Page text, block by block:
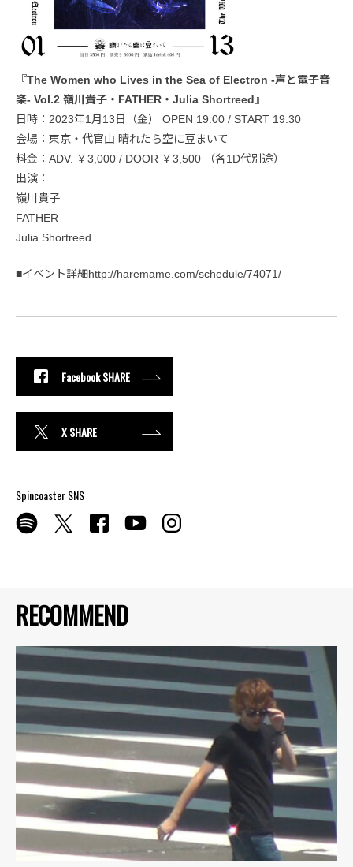
RECOMMEND
『The Women who Lives in the Sea of Electron -声と電子音
楽- Vol.2 嶺川貴子・FATHER・Julia Shortreed』
日時：2023年1月13日（金） OPEN 19:00 / START 19:30
会場：東京・代官山 晴れたら空に豆まいて
料金：ADV. ￥3,000 / DOOR ￥3,500 （各1D代別途）
出演：
嶺川貴子
FATHER
Julia Shortreed
■イベント詳細http://haremame.com/schedule/74071/
Facebook SHARE
X SHARE
Spincoaster SNS